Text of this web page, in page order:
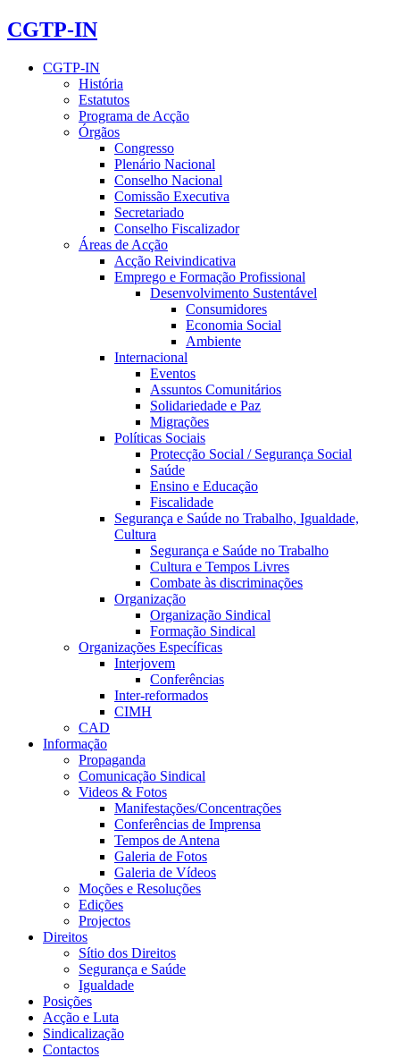
CGTP-IN
CGTP-IN
História
Estatutos
Programa de Acção
Órgãos
Congresso
Plenário Nacional
Conselho Nacional
Comissão Executiva
Secretariado
Conselho Fiscalizador
Áreas de Acção
Acção Reivindicativa
Emprego e Formação Profissional
Desenvolvimento Sustentável
Consumidores
Economia Social
Ambiente
Internacional
Eventos
Assuntos Comunitários
Solidariedade e Paz
Migrações
Políticas Sociais
Protecção Social / Segurança Social
Saúde
Ensino e Educação
Fiscalidade
Segurança e Saúde no Trabalho, Igualdade,
Cultura
Segurança e Saúde no Trabalho
Cultura e Tempos Livres
Combate às discriminações
Organização
Organização Sindical
Formação Sindical
Organizações Específicas
Interjovem
Conferências
Inter-reformados
CIMH
CAD
Informação
Propaganda
Comunicação Sindical
Videos & Fotos
Manifestações/Concentrações
Conferências de Imprensa
Tempos de Antena
Galeria de Fotos
Galeria de Vídeos
Moções e Resoluções
Edições
Projectos
Direitos
Sítio dos Direitos
Segurança e Saúde
Igualdade
Posições
Acção e Luta
Sindicalização
Contactos